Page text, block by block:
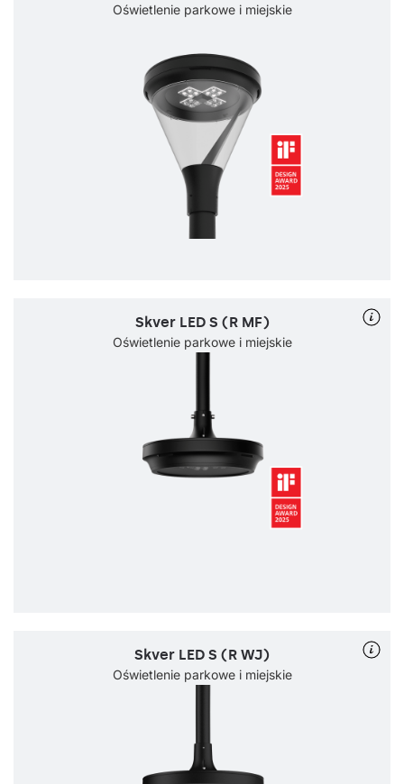
Oświetlenie parkowe i miejskie
Skver LED S (R MF)
Oświetlenie parkowe i miejskie
Skver LED S (R WJ)
Oświetlenie parkowe i miejskie